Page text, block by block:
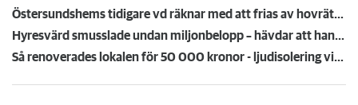
Östersundshems tidigare vd räknar med att frias av hovrätten: "Det finns personal som vill att jag ska komma tillbaka"
Hyresvärd smusslade undan miljonbelopp – hävdar att han sålde bolaget vid möte på McDonalds
Så renoverades lokalen för 50 000 kronor - ljudisolering viktigt